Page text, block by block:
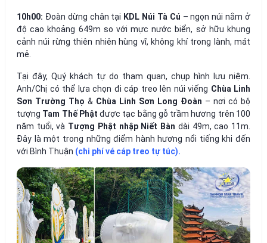
10h00: Đoàn dừng chân tại KDL Núi Tà Cú – ngọn núi nằm ở
độ cao khoảng 649m so với mực nước biển, sở hữu khung
cảnh núi rừng thiên nhiên hùng vĩ, không khí trong lành, mát
mẻ.
Tại đây, Quý khách tự do tham quan, chụp hình lưu niệm.
Anh/Chị có thể lựa chọn đi cáp treo lên núi viếng Chùa Linh
Sơn Trường Thọ & Chùa Linh Sơn Long Đoàn – nơi có bộ
tượng Tam Thế Phật được tạc bằng gỗ trầm hương trên 100
năm tuổi, và Tượng Phật nhập Niết Bàn dài 49m, cao 11m.
Đây là một trong những điểm hành hương nổi tiếng khi đến
với Bình Thuận (chi phí vé cáp treo tự túc).